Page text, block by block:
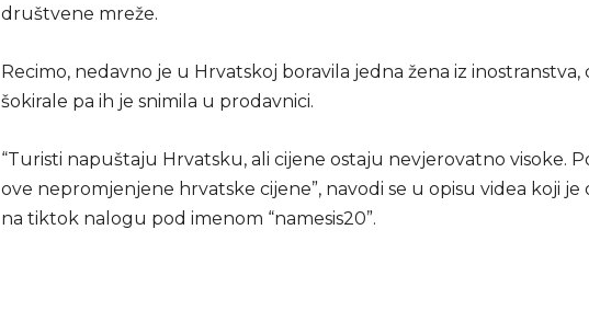
društvene mreže.
Recimo, nedavno je u Hrvatskoj boravila jedna žena iz inostranstva,
šokirale pa ih je snimila u prodavnici.
“Turisti napuštaju Hrvatsku, ali cijene ostaju nevjerovatno visoke.
ove nepromjenjene hrvatske cijene”, navodi se u opisu videa koji je
na tiktok nalogu pod imenom “namesis20”.